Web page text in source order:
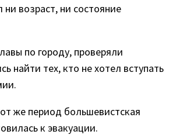
ни возраст, ни состояние
по городу, проверяли
найти тех, кто не хотел вступать
же период большевистская
к эвакуации.